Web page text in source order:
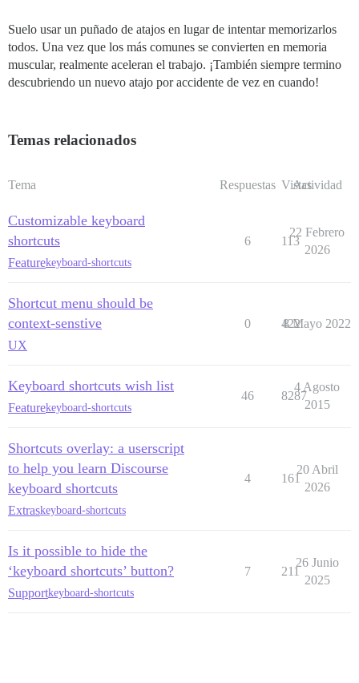
Suelo usar un puñado de atajos en lugar de intentar memorizarlos
todos. Una vez que los más comunes se convierten en memoria
muscular, realmente aceleran el trabajo. ¡También siempre termino
descubriendo un nuevo atajo por accidente de vez en cuando!
Temas relacionados
Tema Respuestas Vistas
Actividad
Customizable keyboard
shortcuts
Featurekeyboard-shortcuts
6 113
22 Febrero
2026
Shortcut menu should be
context-senstive
UX
0 422
8 Mayo 2022
Keyboard shortcuts wish list
Featurekeyboard-shortcuts
46 8287
4 Agosto
2015
Shortcuts overlay: a userscript
to help you learn Discourse
keyboard shortcuts
Extraskeyboard-shortcuts
4 161
20 Abril
2026
Is it possible to hide the
‘keyboard shortcuts’ button?
Supportkeyboard-shortcuts
7 211
26 Junio
2025